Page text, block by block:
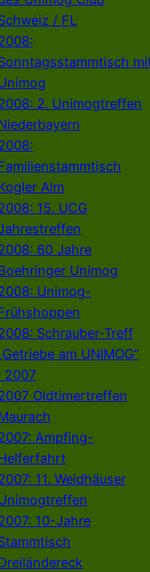
/ FL
2. Unimogtreffen
Alm
15. UCG
60 Jahre
Unimog
Unimog-
Schrauber-Treff
am UNIMOG“
2007
Oldtimertreffen
Ampfing-
11. Weidhäuser
10-Jahre